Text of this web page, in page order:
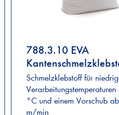
788.3.10 EVA
weiß
Schmelzklebstoff für
°C und einem Vorschub
m/min